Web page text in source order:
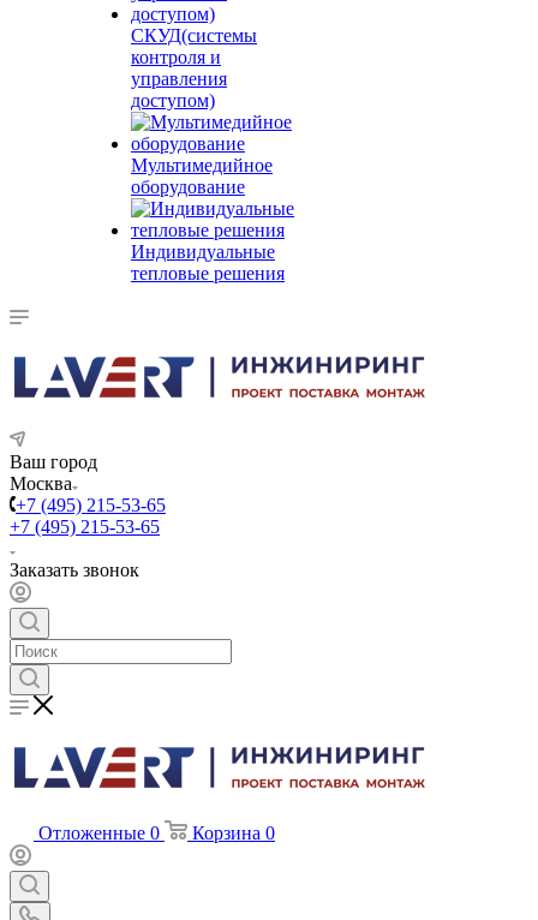
СКУД(системы
контроля и
управления
доступом)
Мультимедийное
оборудование
Индивидуальные
тепловые решения
Ваш город
Москва
+7 (495) 215-53-65
+7 (495) 215-53-65
Заказать звонок
Отложенные 0 Корзина 0